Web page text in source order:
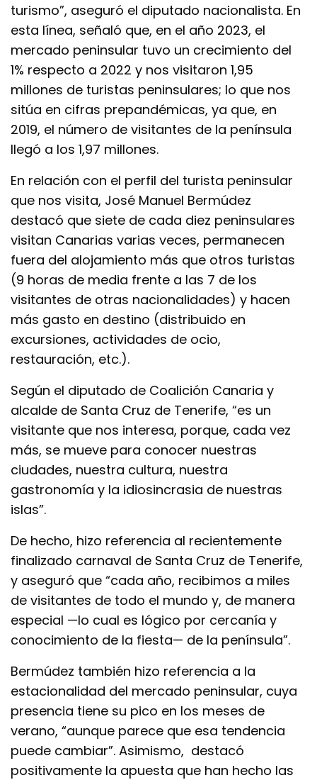
turismo”, aseguró el diputado nacionalista. En
esta línea, señaló que, en el año 2023, el
mercado peninsular tuvo un crecimiento del
1% respecto a 2022 y nos visitaron 1,95
millones de turistas peninsulares; lo que nos
sitúa en cifras prepandémicas, ya que, en
2019, el número de visitantes de la península
llegó a los 1,97 millones.
En relación con el perfil del turista peninsular
que nos visita, José Manuel Bermúdez
destacó que siete de cada diez peninsulares
visitan Canarias varias veces, permanecen
fuera del alojamiento más que otros turistas
(9 horas de media frente a las 7 de los
visitantes de otras nacionalidades) y hacen
más gasto en destino (distribuido en
excursiones, actividades de ocio,
restauración, etc.).
Según el diputado de Coalición Canaria y
alcalde de Santa Cruz de Tenerife, “es un
visitante que nos interesa, porque, cada vez
más, se mueve para conocer nuestras
ciudades, nuestra cultura, nuestra
gastronomía y la idiosincrasia de nuestras
islas”.
De hecho, hizo referencia al recientemente
finalizado carnaval de Santa Cruz de Tenerife,
y aseguró que “cada año, recibimos a miles
de visitantes de todo el mundo y, de manera
especial —lo cual es lógico por cercanía y
conocimiento de la fiesta— de la península”.
Bermúdez también hizo referencia a la
estacionalidad del mercado peninsular, cuya
presencia tiene su pico en los meses de
verano, “aunque parece que esa tendencia
puede cambiar”. Asimismo, destacó
positivamente la apuesta que han hecho las